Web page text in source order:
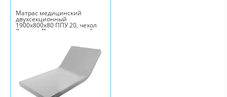
Матрас медицинский
двухсекционный
1900x800x80 ППУ 20, чехол
Эконом, П-молния, серый